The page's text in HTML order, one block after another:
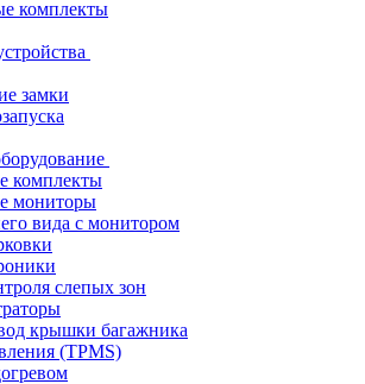
комплекты
замки
комплекты
мониторы
вида с монитором
слепых зон
крышки багажника
(TPMS)